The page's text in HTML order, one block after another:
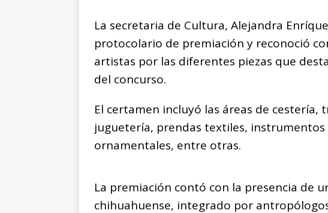
La secretaria de Cultura, Alejandra
protocolario de premiación y reconoció
artistas por las diferentes piezas que
del concurso.
El certamen incluyó las áreas de cestería,
juguetería, prendas textiles,
ornamentales, entre otras.
La premiación contó con la presencia de
chihuahuense, integrado por